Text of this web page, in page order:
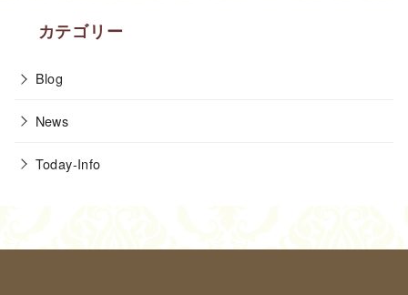
カテゴリー
Blog
News
Today-Info